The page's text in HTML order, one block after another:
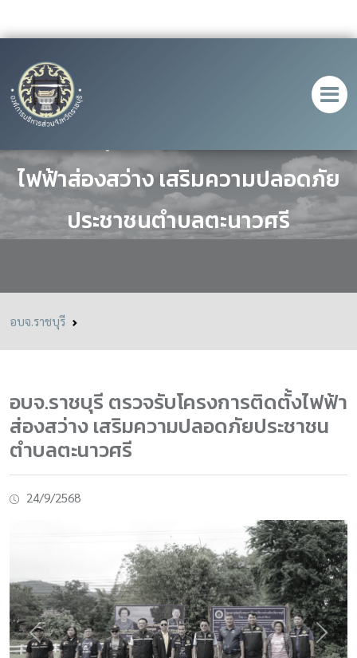
อบจ.ราชบุรี ตรวจรับโครงการติดตั้ง
ไฟฟ้าส่องสว่าง เสริมความปลอดภัย
ประชาชนตำบลตะนาวศรี
อบจ.ราชบุรี
อบจ.ราชบุรี ตรวจรับโครงการติดตั้งไฟฟ้า
ส่องสว่าง เสริมความปลอดภัยประชาชน
ตำบลตะนาวศรี
24/9/2568
Previous Next